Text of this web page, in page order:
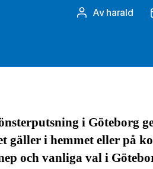
Av harald
i Göteborg
gäller i hemmet eller på
och vanliga val i